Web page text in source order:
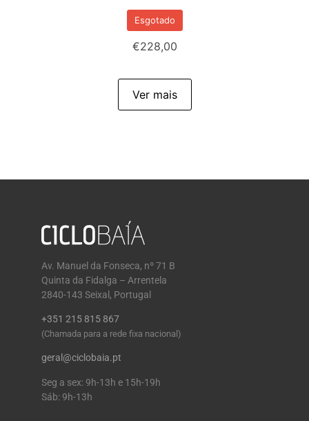
Esgotado
€228,00
Ver mais
Av. Manuel da Fonseca, nº 71 B
Quinta da Fidalga – Arrentela
2840-143 Seixal, Portugal
+351 215 815 867
(Chamada para a rede fixa nacional)
geral@ciclobaia.pt
Seg a sex: 9h-13h e 15h-19h
Sáb: 9h-13h